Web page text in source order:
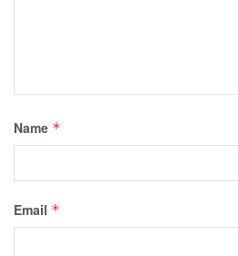
Name *
Email *